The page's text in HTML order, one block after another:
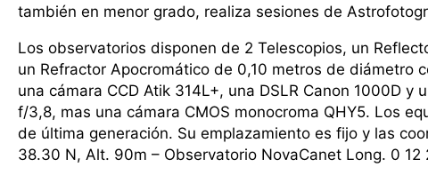
también en menor grado, realiza sesiones de
Los observatorios disponen de 2 Telescopios, un
un Refractor Apocromático de 0,10 metros de diámetro
una cámara CCD Atik 314L+, una DSLR Canon 1000D
f/3,8, mas una cámara CMOS monocroma QHY5. Los
de última generación. Su emplazamiento es fijo y las
38.30 N, Alt. 90m – Observatorio NovaCanet Long. 0 12